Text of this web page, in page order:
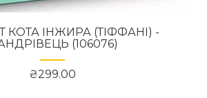
КОТА ІНЖИРА (ТІФФАНІ) -
(106076)
₴299.00